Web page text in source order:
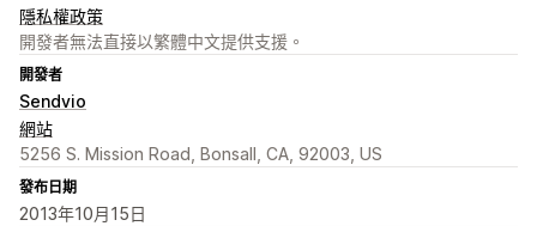
隱私權政策
開發者無法直接以繁體中文提供支援。
開發者
Sendvio
網站
5256 S. Mission Road, Bonsall, CA, 92003, US
發布日期
2013年10月15日